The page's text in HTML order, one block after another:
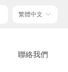
聯絡我們
ꀅ
繁體中文